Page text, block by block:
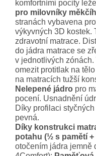
komfortními pocity
pro milovníky
stranách vybavena
výkyvných 3D kostek.
zdravotní matrace.
do jádra matrace se
v jednotlivých
omezit protitlak na
na matracích tužší
Nelepené jádro pro
pocení. Usnadnění
Díky profilaci
pevná.
Díky konstrukci
potahu (½ s pamětí
otočením jádra jemně